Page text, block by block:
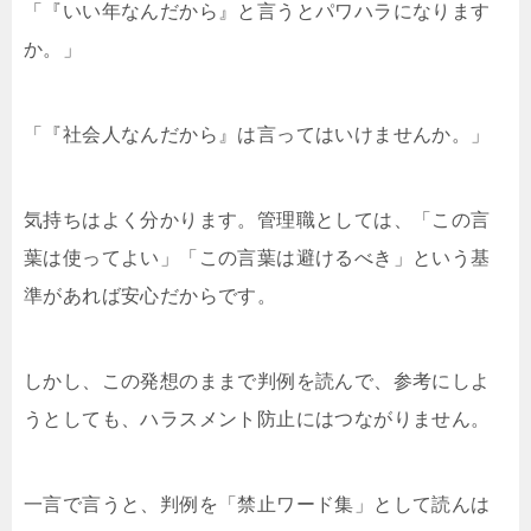
「『いい年なんだから』と言うとパワハラになります
か。」
「『社会人なんだから』は言ってはいけませんか。」
気持ちはよく分かります。管理職としては、「この言
葉は使ってよい」「この言葉は避けるべき」という基
準があれば安心だからです。
しかし、この発想のままで判例を読んで、参考にしよ
うとしても、ハラスメント防止にはつながりません。
一言で言うと、判例を「禁止ワード集」として読んは